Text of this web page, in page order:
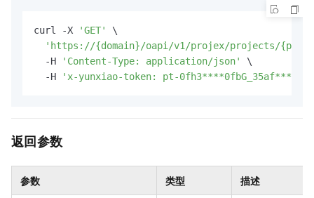
curl -X 'GET'
\
'https://{domain}/oapi/v1/projex/projects/
  -H
'Content-Type: application/json'
\
  -H
'x-yunxiao-token: pt-
返回参数
参数 类型 描述